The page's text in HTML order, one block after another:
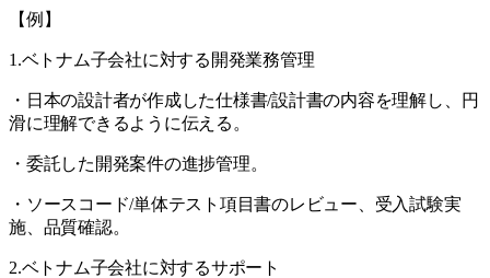
【例】
1.ベトナム子会社に対する開発業務管理
・日本の設計者が作成した仕様書/設計書の内容を理解し、円
滑に理解できるように伝える。
・委託した開発案件の進捗管理。
・ソースコード/単体テスト項目書のレビュー、受入試験実
施、品質確認。
2.ベトナム子会社に対するサポート